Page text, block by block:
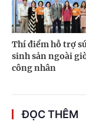
Thí điểm hỗ trợ
sinh sản ngoài
công nhân
ĐỌC THÊM